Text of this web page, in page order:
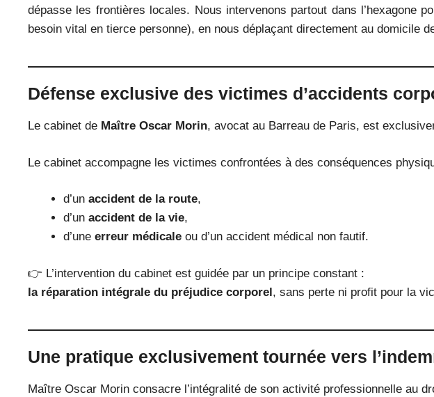
dépasse les frontières locales. Nous intervenons partout dans l’hexagone
besoin vital en tierce personne), en nous déplaçant directement au domicile
Défense exclusive des victimes d’accidents
Le cabinet de Maître Oscar Morin, avocat au Barreau de Paris, est
Le cabinet accompagne les victimes confrontées à des conséquences
d’un accident de la route,
d’un accident de la vie,
d’une erreur médicale ou d’un accident médical non fautif.
👉 L’intervention du cabinet est guidée par un principe constant :
la réparation intégrale du préjudice corporel, sans perte ni profit pour la
Une pratique exclusivement tournée vers
Maître Oscar Morin consacre l’intégralité de son activité professionnelle au